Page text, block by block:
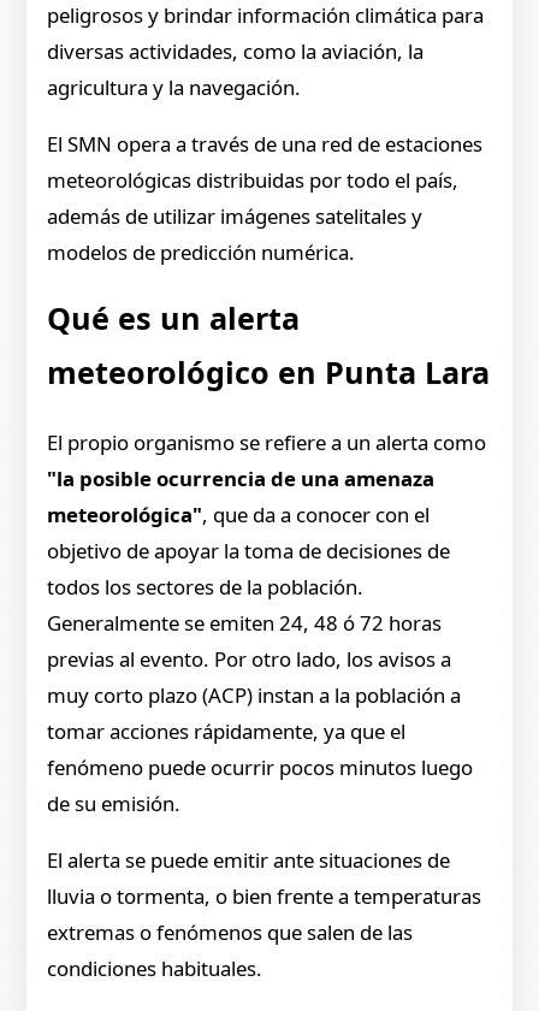
peligrosos y brindar información climática para
diversas actividades, como la aviación, la
agricultura y la navegación.
El SMN opera a través de una red de estaciones
meteorológicas distribuidas por todo el país,
además de utilizar imágenes satelitales y
modelos de predicción numérica.
Qué es un alerta
meteorológico en Punta Lara
El propio organismo se refiere a un alerta como
"la posible ocurrencia de una amenaza
meteorológica", que da a conocer con el
objetivo de apoyar la toma de decisiones de
todos los sectores de la población.
Generalmente se emiten 24, 48 ó 72 horas
previas al evento. Por otro lado, los avisos a
muy corto plazo (ACP) instan a la población a
tomar acciones rápidamente, ya que el
fenómeno puede ocurrir pocos minutos luego
de su emisión.
El alerta se puede emitir ante situaciones de
lluvia o tormenta, o bien frente a temperaturas
extremas o fenómenos que salen de las
condiciones habituales.